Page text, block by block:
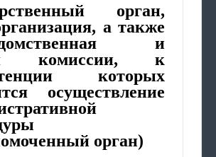
орган,
а также
и
комиссии, к
которых
осуществление
орган)